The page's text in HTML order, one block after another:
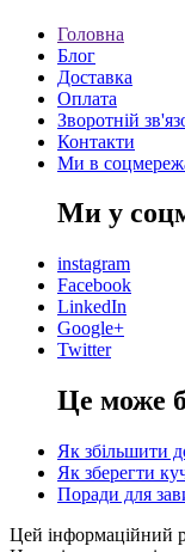
Головна
Блог
Доставка
Оплата
Зворотній
Контакти
Ми в
Ми у
instagram
Facebook
LinkedIn
Google+
Twitter
Це може
Як збільшити
Як зберегти
Поради для
Цей інформаційний